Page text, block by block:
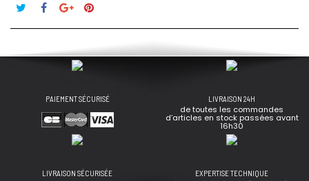
PAIEMENT SÉCURISÉ LIVRAISON 24H
de toutes les commandes
d’articles en stock passées avant
16h30
LIVRAISON SÉCURISÉE EXPERTISE TECHNIQUE